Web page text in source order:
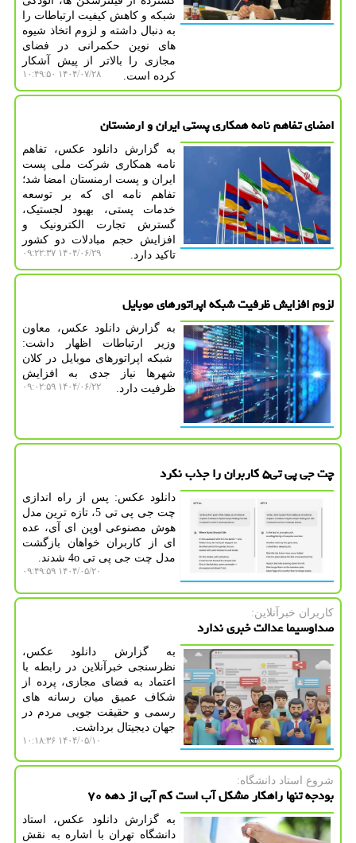
شبکه و کاهش کیفیت ارتباطات را
به دنبال داشته و لزوم اتخاذ شیوه
های نوین حکمرانی در فضای
مجازی را بالاتر از پیش آشکار
کرده است.
۱۴۰۴/۰۷/۲۸ ۱۰:۴۹:۵۰
امضای تفاهم نامه همکاری پستی ایران و ارمنستان
به گزارش دانلود عکس، تفاهم
نامه همکاری شرکت ملی پست
ایران و پست ارمنستان امضا شد؛
تفاهم نامه ای که بر توسعه
خدمات پستی، بهبود لجستیک،
گسترش تجارت الکترونیک و
افزایش حجم مبادلات دو کشور
تاکید دارد.
۱۴۰۴/۰۶/۲۹ ۰۹:۲۲:۳۷
لزوم افزایش ظرفیت شبکه اپراتورهای موبایل
به گزارش دانلود عکس، معاون
وزیر ارتباطات اظهار داشت:
شبکه اپراتورهای موبایل در کلان
شهرها نیاز جدی به افزایش
ظرفیت دارد.
۱۴۰۴/۰۶/۲۲ ۰۹:۰۲:۵۹
چت جی پی تی۵ کاربران را جذب نکرد
دانلود عکس: پس از راه اندازی
چت جی پی تی 5، تازه ترین مدل
هوش مصنوعی اوپن ای آی، عده
ای از کاربران خواهان بازگشت
مدل چت جی پی تی 4o شدند.
۱۴۰۴/۰۵/۲۰ ۰۹:۴۹:۵۹
كاربران خبرآنلاین:
صداوسیما عدالت خبری ندارد
به گزارش دانلود عکس،
نظرسنجی خبرآنلاین در رابطه با
اعتماد به فضای مجازی، پرده از
شکاف عمیق میان رسانه های
رسمی و حقیقت جویی مردم در
جهان دیجیتال برداشت.
۱۴۰۴/۰۵/۱۰ ۱۰:۱۸:۳۶
شروع استاد دانشگاه:
بودجه تنها راهکار مشکل آب است کم آبی از دهه ۷۰
به گزارش دانلود عکس، استاد
دانشگاه تهران با اشاره به نقش